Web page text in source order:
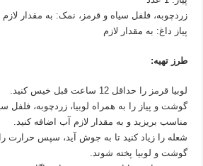
زردچوبه، فلفل سیاه و قرمز، نمک: به مقدار لازم
پیاز داغ: به مقدار لازم
طرز تهیه:
لوبیا قرمز را حداقل 12 ساعت قبل خیس کنید.
گوشت و پیاز را به همراه لوبیا، زردچوبه، فلفل
مناسب بریزید و به مقدار لازم آب اضافه کنید.
شعله را زیاد کنید تا به جوش آید، سپس حرارت را
گوشت و لوبیا پخته شوند.